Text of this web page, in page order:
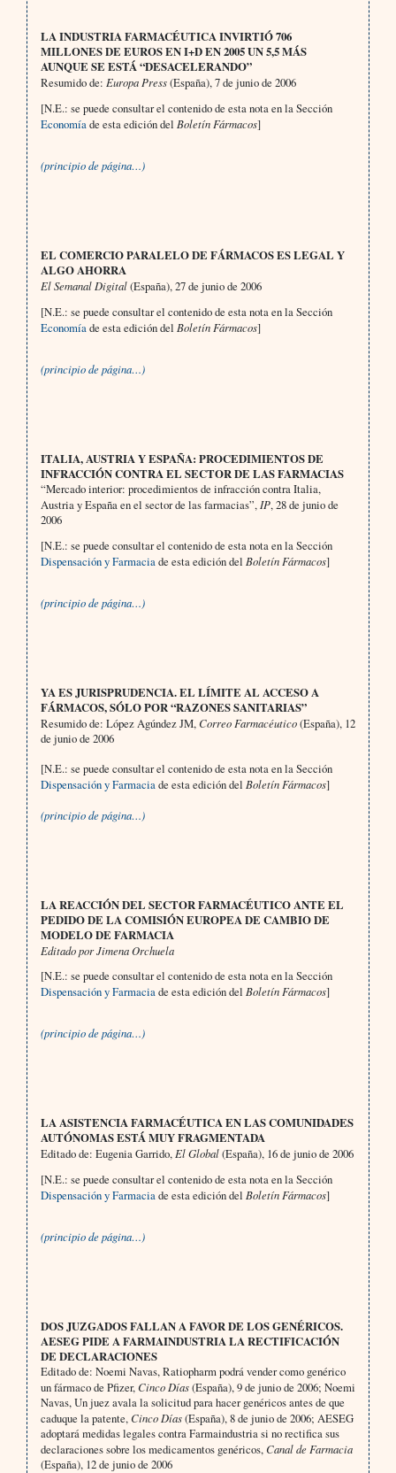
LA INDUSTRIA FARMACÉUTICA INVIRTIÓ 706
MILLONES DE EUROS EN I+D EN 2005 UN 5,5 MÁS
AUNQUE SE ESTÁ “DESACELERANDO”
Resumido de: Europa Press(España), 7 de junio de 2006
[N.E.: se puede consultar el contenido de esta nota en la Sección
Economíade esta edición del Boletín Fármacos]
(principio de página…)
EL COMERCIO PARALELO DE FÁRMACOS ES LEGAL Y
ALGO AHORRA
El Semanal Digital(España), 27 de junio de 2006
[N.E.: se puede consultar el contenido de esta nota en la Sección
Economíade esta edición del Boletín Fármacos]
(principio de página…)
ITALIA, AUSTRIA Y ESPAÑA: PROCEDIMIENTOS DE
INFRACCIÓN CONTRA EL SECTOR DE LAS FARMACIAS
“Mercado interior: procedimientos de infracción contra Italia,
Austria y España en el sector de las farmacias”, IP, 28 de junio de
2006
[N.E.: se puede consultar el contenido de esta nota en la Sección
Dispensación y Farmaciade esta edición del Boletín Fármacos]
(principio de página…)
YA ES JURISPRUDENCIA. EL LÍMITE AL ACCESO A
FÁRMACOS, SÓLO POR “RAZONES SANITARIAS”
Resumido de: López Agúndez JM,Correo Farmacéutico(España), 12
de junio de 2006
[N.E.: se puede consultar el contenido de esta nota en la Sección
Dispensación y Farmaciade esta edición del Boletín Fármacos]
(principio de página…)
LA REACCIÓN DEL SECTOR FARMACÉUTICO ANTE EL
PEDIDO DE LA COMISIÓN EUROPEA DE CAMBIO DE
MODELO DE FARMACIA
Editado por Jimena Orchuela
[N.E.: se puede consultar el contenido de esta nota en la Sección
Dispensación y Farmaciade esta edición del Boletín Fármacos]
(principio de página…)
LA ASISTENCIA FARMACÉUTICA EN LAS COMUNIDADES
AUTÓNOMAS ESTÁ MUY FRAGMENTADA
Editado de: Eugenia Garrido, El Global(España), 16 de junio de 2006
[N.E.: se puede consultar el contenido de esta nota en la Sección
Dispensación y Farmaciade esta edición del Boletín Fármacos]
(principio de página…)
DOS JUZGADOS FALLAN A FAVOR DE LOS GENÉRICOS.
AESEG PIDE A FARMAINDUSTRIA LA RECTIFICACIÓN
DE DECLARACIONES
Editado de: Noemi Navas, Ratiopharm podrá vender como genérico
un fármaco de Pfizer,Cinco Días(España), 9 de junio de 2006; Noemi
Navas, Un juez avala la solicitud para hacer genéricos antes de que
caduque la patente,Cinco Días(España), 8 de junio de 2006; AESEG
adoptará medidas legales contra Farmaindustria si no rectifica sus
declaraciones sobre los medicamentos genéricos,Canal de Farmacia
(España), 12 de junio de 2006